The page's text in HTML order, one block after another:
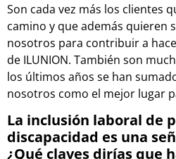
Son cada vez más los clientes
camino y que además quieren
nosotros para contribuir a
de ILUNION. También son
los últimos años se han
nosotros como el mejor lugar
La inclusión laboral de
discapacidad es una
¿Qué claves dirías que